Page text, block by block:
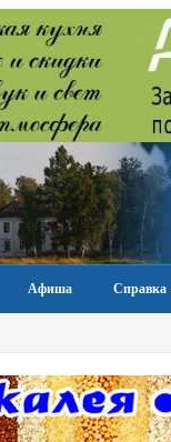
Афиша Справка